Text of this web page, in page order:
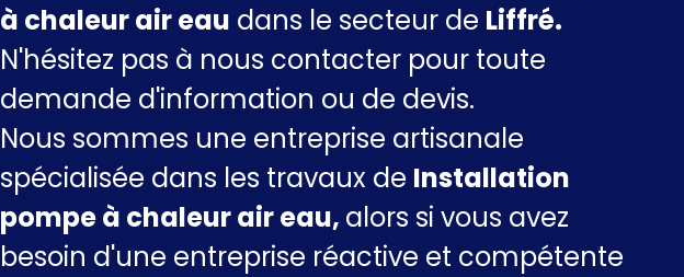
à chaleur air eau dans le secteur de Liffré.
N'hésitez pas à nous contacter pour toute
demande d'information ou de devis.
Nous sommes une entreprise artisanale
spécialisée dans les travaux de Installation
pompe à chaleur air eau, alors si vous avez
besoin d'une entreprise réactive et compétente